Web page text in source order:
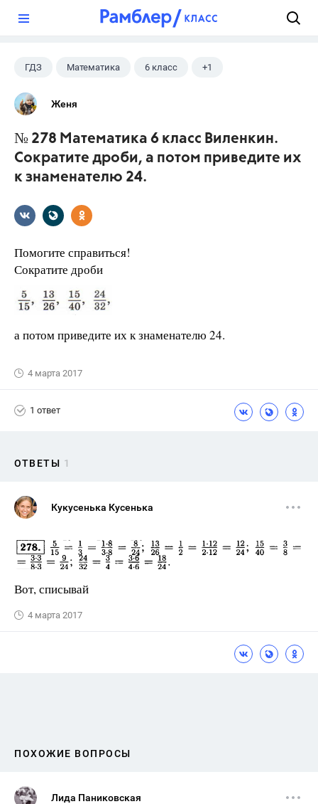
ГДЗ Математика 6 класс +1
Виленкин Н.Я.
Женя
№ 278 Математика 6 класс Виленкин.
Сократите дроби, а потом приведите их
к знаменателю 24.
Помогите справиться!
Сократите дроби
а потом приведите их к знаменателю 24.
4 марта 2017
1 ответ
ОТВЕТЫ 1
Кукусенька Кусенька
Вот, списывай
4 марта 2017
ПОХОЖИЕ ВОПРОСЫ
Лида Паниковская